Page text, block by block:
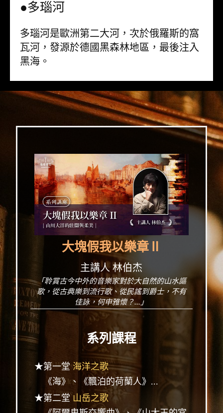
●多瑙河
多瑙河是歐洲第二大河，次於俄羅斯的窩
瓦河，發源於德國黑森林地區，最後注入
黑海。
大塊假我以樂章Ⅱ
主講人 林伯杰
「聆賞古今中外的音樂家對於大自然的山水謳
歌，從古典樂到流行歌、從民謠到爵士，不有
佳詠，何申雅懷？...」
系列課程
★第一堂 海洋之歌
《海》、《飄泊的荷蘭人》...
★第二堂山岳之歌